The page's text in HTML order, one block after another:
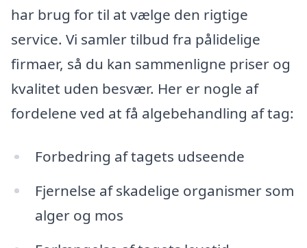
har brug for til at vælge den rigtige
service. Vi samler tilbud fra pålidelige
firmaer, så du kan sammenligne priser og
kvalitet uden besvær. Her er nogle af
fordelene ved at få algebehandling af tag:
Forbedring af tagets udseende
Fjernelse af skadelige organismer som
alger og mos